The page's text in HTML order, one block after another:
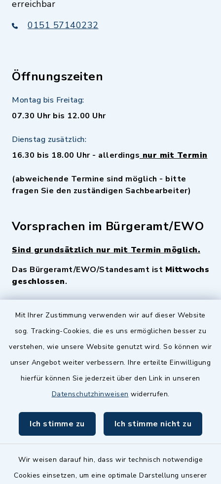
Mit Ihrer Zustimmung verwenden wir auf dieser Website
sog. Tracking-Cookies, die es uns ermöglichen besser zu
verstehen, wie unsere Website genutzt wird. So können wir
unser Angebot weiter verbessern. Ihre erteilte Einwilligung
hierfür können Sie jederzeit über den Link in unseren
Datenschutzhinweisen widerrufen.
Ich stimme zu Ich stimme nicht zu
Wir weisen darauf hin, dass wir technisch notwendige
Cookies einsetzen, um eine optimale Darstellung unserer
erreichbar
0151 57140232
Öffnungszeiten
Montag bis Freitag:
07.30 Uhr bis 12.00 Uhr
Dienstag zusätzlich:
16.30 bis 18.00 Uhr - allerdings nur mit Termin
(abweichende Termine sind möglich - bitte
fragen Sie den zuständigen Sachbearbeiter)
Vorsprachen im Bürgeramt/EWO
Sind grundsätzlich nur mit Termin möglich.
Das Bürgeramt/EWO/Standesamt ist Mittwochs
geschlossen.
Quicklinks
Zenngrund Allianz
Dillenberggruppe
inixmedia GmbH